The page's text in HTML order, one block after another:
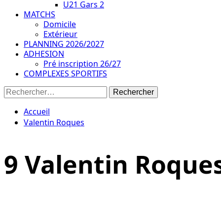
U21 Gars 2
MATCHS
Domicile
Extérieur
PLANNING 2026/2027
ADHESION
Pré inscription 26/27
COMPLEXES SPORTIFS
Rechercher :
Accueil
Valentin Roques
9 Valentin